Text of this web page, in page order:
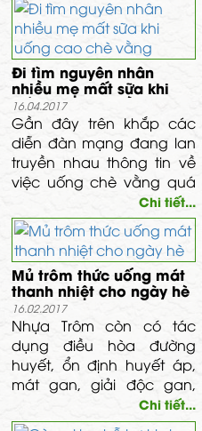
đây cũng là một loại trà
thảo dược. Nó cũng
mang tính chất tương tự
của một loại trà là mát
gan, giải độc. Vậy thì chè
vằng có giảm cân không
? Đương nhiên là có, một
tính chất thường thấy ở
các loại trà, không chỉ vậy
tác dụng giảm cân của
chè vằng còn cực kỳ hiệu
quả nữa.
Đi tìm nguyên nhân
nhiều mẹ mất sữa khi
uống cao chè vằng
16.04.2017
Gần đây trên khắp các
diễn đàn mạng đang lan
truyền nhau thông tin về
việc uống chè vằng quá
đặc khiến nhiều mẹ bị mất
sữa đang làm hoang
mang dư luận. Vậy Chè
vằng là gỉ ? và tác dụng
của nó ra sao ? và tại sao
uống quá đặc lại gây mất
sữa?
Chi tiết...
Mủ trôm thức uống mát
thanh nhiệt cho ngày hè
16.02.2017
Nhựa Trôm còn có tác
dụng điều hòa đường
huyết, ổn định huyết áp,
mát gan, giải độc gan,
giúp mau lành vết
thương… Trong ngành
Chi tiết...